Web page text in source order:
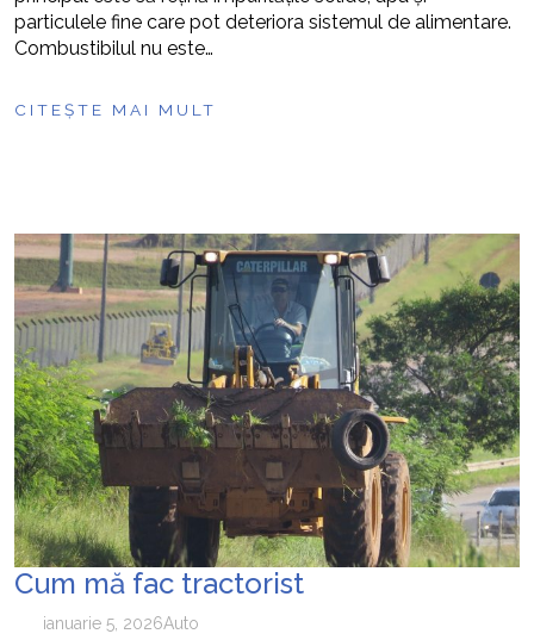
particulele fine care pot deteriora sistemul de alimentare.
Combustibilul nu este…
CITEȘTE MAI MULT
Cum mă fac tractorist
ianuarie 5, 2026Auto